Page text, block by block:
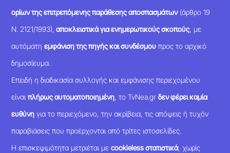
ορίων της επιτρεπόμενης παράθεσης αποσπασμάτων(άρθρο 19
Ν. 2121/1993), αποκλειστικά για ενημερωτικούς σκοπούς, με
αυτόματηεμφάνιση της πηγής και συνδέσμου προς το αρχικό
δημοσίευμα.
Επειδή η διαδικασία συλλογής και εμφάνισης περιεχομένου
είναιπλήρως αυτοματοποιημένη, το TvNea.grδεν φέρει καμία
ευθύνη για το περιεχόμενο, την ακρίβεια, τις απόψεις ή τυχόν
παραβιάσεις που προέρχονται από τρίτες ιστοσελίδες.
Η επισκεψιμότητα μετριέται μεcookieless στατιστικά, χωρίς